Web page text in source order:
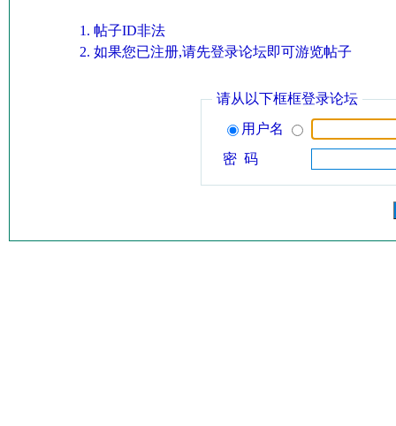
帖子ID非法
如果您已注册,请先登录论坛即可游览帖子
请从以下框框登录论坛
用户名
密 码